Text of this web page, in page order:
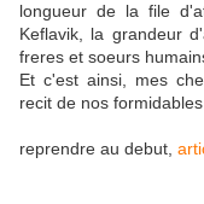
longueur de la file
Keflavik, la grandeur
freres et soeurs
Et c'est ainsi, mes
recit de nos
reprendre au debut,